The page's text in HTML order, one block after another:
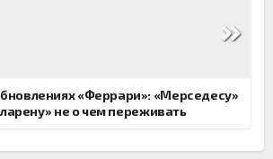
«Феррари»: «Мерседесу»
не о чем переживать